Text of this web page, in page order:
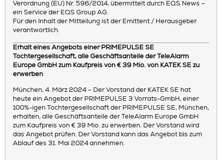
Verordnung (EU) Nr. 596/2014, übermittelt durch EQS News –
ein Service der EQS Group AG.
Für den Inhalt der Mitteilung ist der Emittent / Herausgeber
verantwortlich.
Erhalt eines Angebots einer PRIMEPULSE SE
Tochtergesellschaft, alle Geschäftsanteile der TeleAlarm
Europe GmbH zum Kaufpreis von € 39 Mio. von KATEK SE zu
erwerben
München, 4. März 2024 – Der Vorstand der KATEK SE hat
heute ein Angebot der PRIMEPULSE 3 Vorrats-GmbH, einer
100%-igen Tochtergesellschaft der PRIMEPULSE SE, München,
erhalten, alle Geschäftsanteile der TeleAlarm Europe GmbH
zum Kaufpreis von € 39 Mio. zu erwerben. Der Vorstand wird
das Angebot prüfen. Der Vorstand kann das Angebot bis zum
Ablauf des 31. Mai 2024 annehmen.